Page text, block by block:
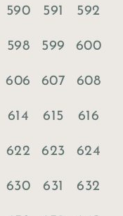
590 591 592
598 599 600
606 607 608
614 615 616
622 623 624
630 631 632